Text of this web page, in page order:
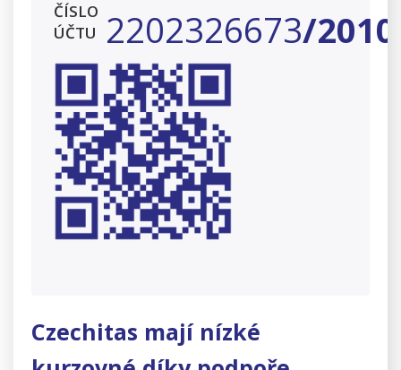
ČÍSLO
ÚČTU
2202326673/2010
Czechitas mají nízké